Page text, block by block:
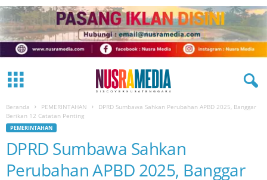
Beranda PEMERINTAHAN
DPRD Sumbawa Sahkan Perubahan APBD 2025, Banggar
Berikan 12 Catatan Penting
PEMERINTAHAN
DPRD Sumbawa Sahkan
Perubahan APBD 2025, Banggar